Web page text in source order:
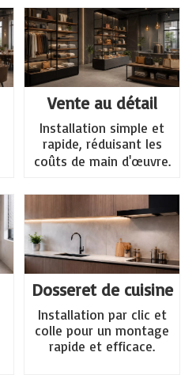
Vente au détail
Installation simple et
rapide, réduisant les
coûts de main d'œuvre.
Dosseret de cuisine
Installation par clic et
colle pour un montage
rapide et efficace.